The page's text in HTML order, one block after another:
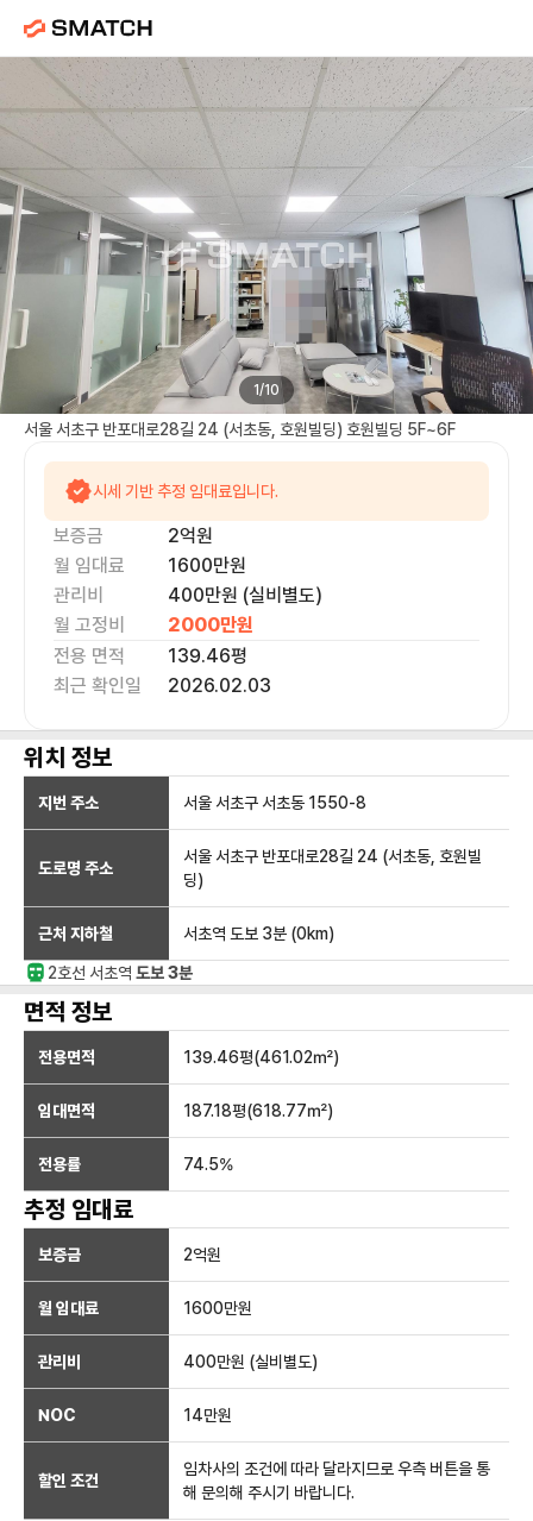
1/10
호원빌딩임대 | 서초역사무실
서울 서초구 반포대로28길 24 (서초동, 호원빌딩) 호원빌딩 5F~6F
시세 기반 추정 임대료입니다.
보증금 2억원
월 임대료
1600만원
관리비
400만원 (실비별도)
월 고정비
2000만원
전용 면적
139.46평
최근 확인일
2026.02.03
위치 정보
지번 주소 서울 서초구 서초동 1550-8
도로명 주소
서울 서초구 반포대로28길 24 (서초동, 호원빌
딩)
근처 지하철 서초역 도보 3분 (0km)
2호선 서초역 도보 3분
면적 정보
전용면적 139.46평(461.02㎡)
임대면적 187.18평(618.77㎡)
전용률 74.5%
추정 임대료
보증금 2억원
월 임대료 1600만원
관리비 400만원 (실비별도)
NOC 14만원
할인 조건
임차사의 조건에 따라 달라지므로 우측 버튼을 통
해 문의해 주시기 바랍니다.